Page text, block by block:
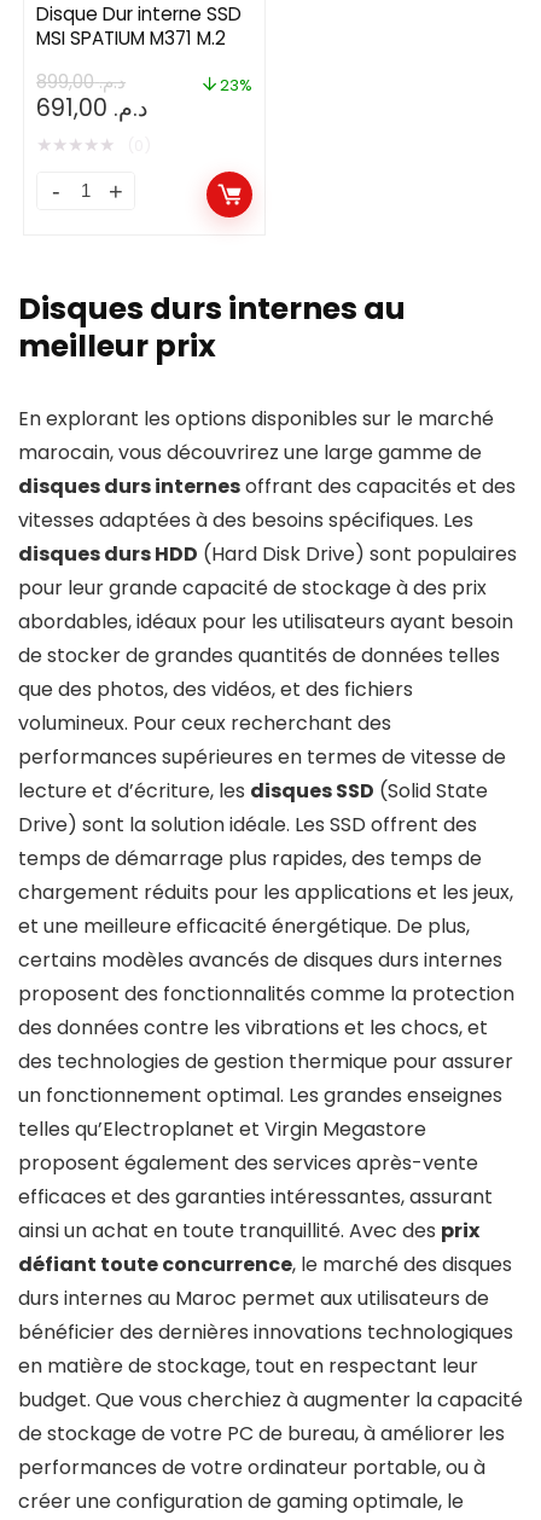
Disque Dur interne SSD
MSI SPATIUM M371 M.2
د.م.899,00
Le
prix
initial
était :
د.م.Le
23%
★★★★★
Disque
SSD
MSI
SPATIUM
M.2
quantity
Disques durs internes au
meilleur prix
En explorant les options disponibles sur le marché
marocain, vous découvrirez une large gamme de
disques durs internesoffrant des capacités et des
vitesses adaptées à des besoins spécifiques. Les
disques durs HDD (Hard Disk Drive) sont populaires
pour leur grande capacité de stockage à des prix
abordables, idéaux pour les utilisateurs ayant besoin
de stocker de grandes quantités de données telles
que des photos, des vidéos, et des fichiers
volumineux. Pour ceux recherchant des
performances supérieures en termes de vitesse de
lecture et d’écriture, les disques SSD (Solid State
Drive) sont la solution idéale. Les SSD offrent des
temps de démarrage plus rapides, des temps de
chargement réduits pour les applications et les jeux,
et une meilleure efficacité énergétique. De plus,
certains modèles avancés de disques durs internes
proposent des fonctionnalités comme la protection
des données contre les vibrations et les chocs, et
des technologies de gestion thermique pour assurer
un fonctionnement optimal. Les grandes enseignes
telles qu’Electroplanet et Virgin Megastore
proposent également des services après-vente
efficaces et des garanties intéressantes, assurant
ainsi un achat en toute tranquillité. Avec des prix
défiant toute concurrence, le marché des disques
durs internes au Maroc permet aux utilisateurs de
bénéficier des dernières innovations technologiques
en matière de stockage, tout en respectant leur
budget. Que vous cherchiez à augmenter la capacité
de stockage de votre PC de bureau, à améliorer les
performances de votre ordinateur portable, ou à
créer une configuration de gaming optimale, le